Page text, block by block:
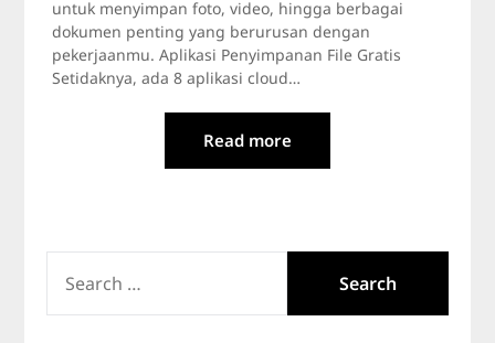
untuk menyimpan foto, video, hingga berbagai
dokumen penting yang berurusan dengan
pekerjaanmu. Aplikasi Penyimpanan File Gratis
Setidaknya, ada 8 aplikasi cloud…
Read more
FOR: